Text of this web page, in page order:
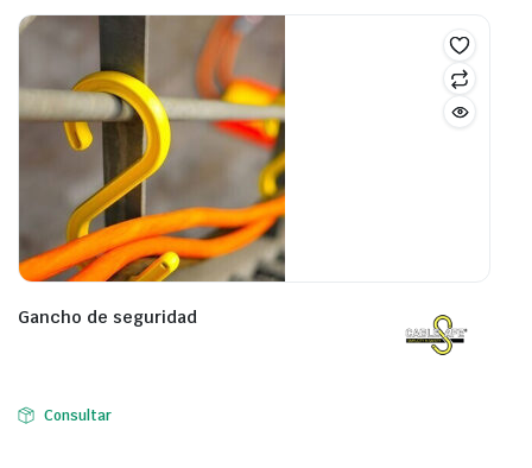
Gancho de seguridad
Consultar